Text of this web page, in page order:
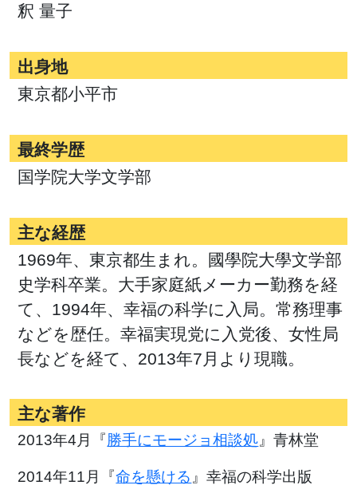
釈 量子
出身地
東京都小平市
最終学歴
国学院大学文学部
主な経歴
1969年、東京都生まれ。國學院大學文学部
史学科卒業。大手家庭紙メーカー勤務を経
て、1994年、幸福の科学に入局。常務理事
などを歴任。幸福実現党に入党後、女性局
長などを経て、2013年7月より現職。
主な著作
2013年4月『勝手にモージョ相談処』青林堂
2014年11月『命を懸ける』幸福の科学出版